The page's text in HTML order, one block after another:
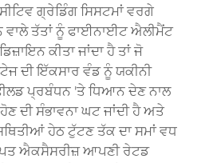
ਗ੍ਰੇਡਿੰਗ ਸਿਸਟਮਾਂ ਵਰਗੇ
ਵਾਲੇ ਤੱਤਾਂ ਨੂੰ ਫਾਈਨਾਈਟ ਐਲੀਮੈਂਟ
ਕੀਤਾ ਜਾਂਦਾ ਹੈ ਤਾਂ ਜੋ
ਦੀ ਇੱਕਸਾਰ ਵੰਡ ਨੂੰ ਯਕੀਨੀ
ਪ੍ਰਬੰਧਨ 'ਤੇ ਧਿਆਨ ਦੇਣ ਨਾਲ
ਦੀ ਸੰਭਾਵਨਾ ਘਟ ਜਾਂਦੀ ਹੈ ਅਤੇ
ਹੇਠ ਟੁੱਟਣ ਤੱਕ ਦਾ ਸਮਾਂ ਵਧ
ਐਕਸੈਸਰੀਜ਼ ਆਪਣੀ ਰੇਟਡ